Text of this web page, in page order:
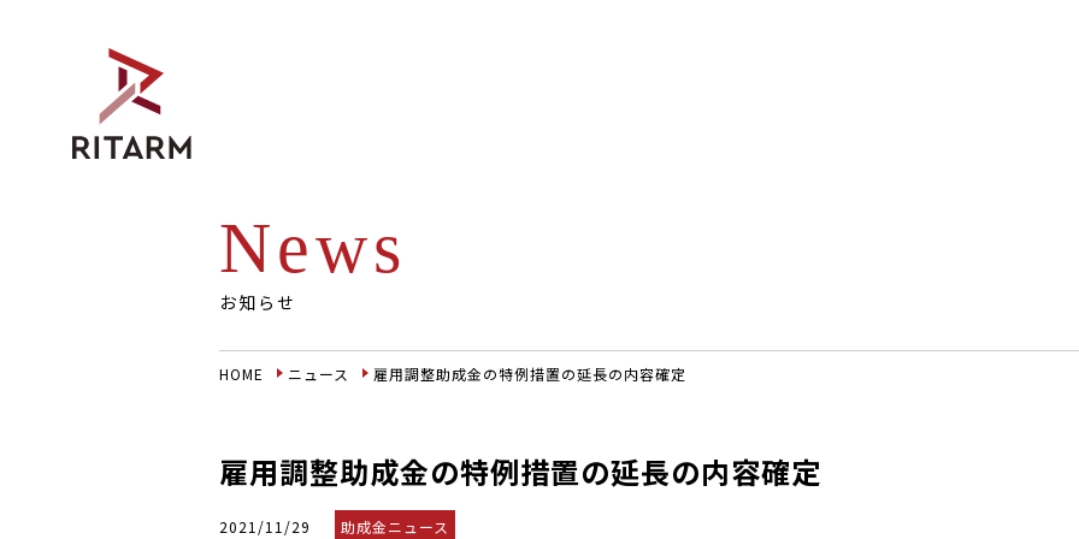
News
お知らせ
HOME ニュース 雇用調整助成金の特例措置の延長の内容確定
雇用調整助成金の特例措置の延長の内容確定
2021/11/29 助成金ニュース